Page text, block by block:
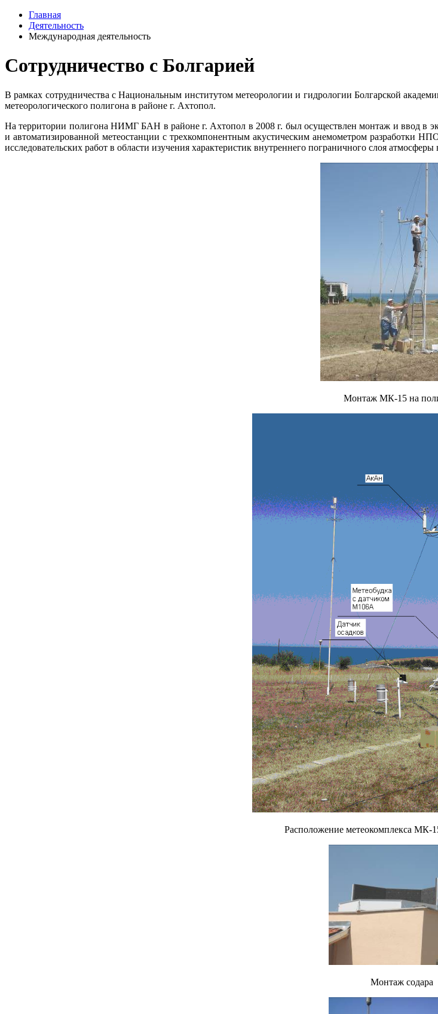
Главная
Деятельность
Международная деятельность
Сотрудничество с Болгарией
В рамках сотрудничества с Национальным институтом метеорологии и гидрологии Болгарской
метеорологического полигона в районе г. Ахтопол.
На территории полигона НИМГ БАН в районе г. Ахтопол в 2008 г. был осуществлен монтаж и ввод в
и автоматизированной метеостанции с трехкомпонентным акустическим анемометром
исследовательских работ в области изучения характеристик внутреннего пограничного слоя
Монтаж МК-15 на
Расположение метеокомплекса МК-
Монтаж содара